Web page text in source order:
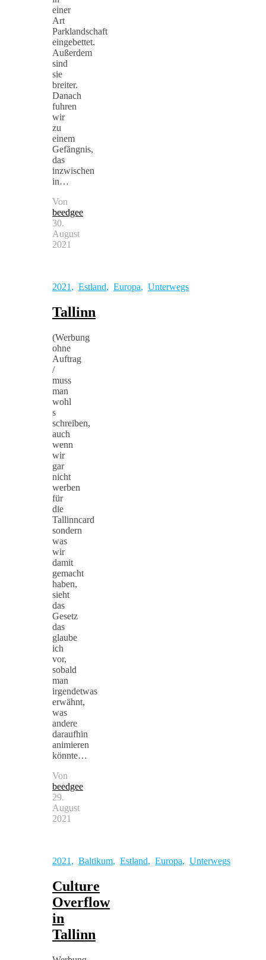
einer
Art
Parklandschaft
eingebettet.
Außerdem
sind
sie
breiter.
Danach
fuhren
wir
zu
einem
Gefängnis,
das
inzwischen
in…
Von
beedgee
30.
August
2021
2021, Estland, Europa, Unterwegs
Tallinn
(Werbung
ohne
Auftrag
/
muss
man
wohl
s
schreiben,
auch
wenn
wir
gar
nicht
werben
für
die
Tallinncard
sondern
was
wir
damit
gemacht
haben,
sieht
das
Gesetz
das
glaube
ich
vor,
sobald
man
irgendetwas
erwähnt,
was
andere
daraufhin
animieren
könnte…
Von
beedgee
29.
August
2021
2021 , Baltikum, Estland, Europa, Unterwegs
Culture
Overflow
in
Tallinn